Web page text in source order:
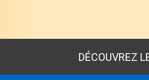
DÉCOUVREZ